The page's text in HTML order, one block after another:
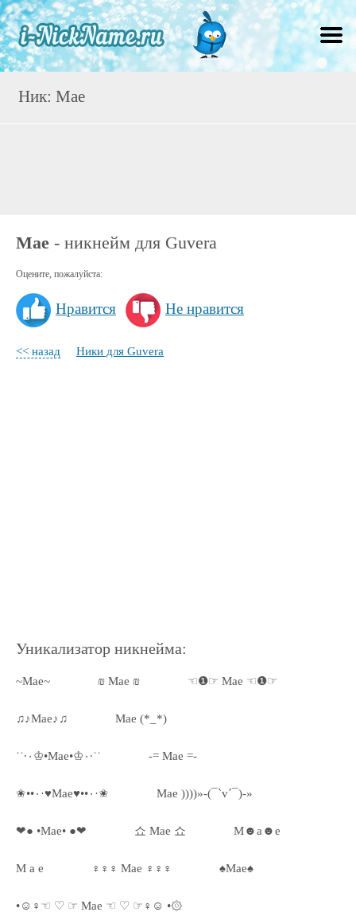
Ник: Mae
Mae - никнейм для Guvera
Оцените, пожалуйста:
Нравится Не нравится
<< назад Ники для Guvera
Уникализатор никнейма:
~Mae~ ₪ Mae ₪ ☜❶☞ Mae ☜❶☞
♫♪Mae♪♫ Mae (*_*)
˙˙·٠♔•Mae•♔٠·˙˙ -= Mae =-
✬••٠·♥Mae♥••٠·✬ Mae ))))»-(¯`v´¯)-»
❤● •Mae• ●❤ 쇼 Mae 쇼 M☻a☻e
M a e ♀♀♀ Mae ♀♀♀ ♠Mae♠
•☺♀☜ ♡ ☞ Mae ☜ ♡ ☞♀☺ •۞